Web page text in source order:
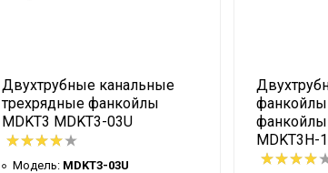
Двухтрубные канальные
трехрядные фанкойлы
MDKT3 MDKT3-03U
Модель: MDKT3-03U
фанкойлы
MDKT3H-